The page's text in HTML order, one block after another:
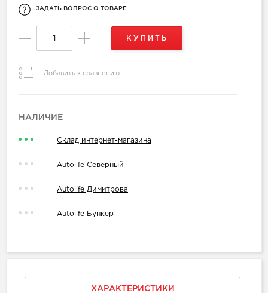
ЗАДАТЬ ВОПРОС О ТОВАРЕ
КУПИТЬ
Добавить к сравнению
НАЛИЧИЕ
Склад интернет-магазина
Autolife Северный
Autolife Димитрова
Autolife Бункер
ХАРАКТЕРИСТИКИ